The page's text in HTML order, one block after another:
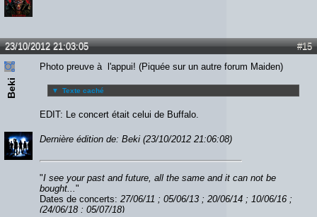
#15
23/10/2012 21:03:05
Beki
Photo preuve à l'appui! (Piquée sur un autre forum Maiden)
▼ Texte caché
EDIT: Le concert était celui de Buffalo.
Dernière édition de: Beki (23/10/2012 21:06:08)
"I see your past and future, all the same and it can not be
bought... "
Dates de concerts: 27/06/11 ; 05/06/13 ; 20/06/14 ; 10/06/16 ;
(24/06/18 ; 05/07/18)